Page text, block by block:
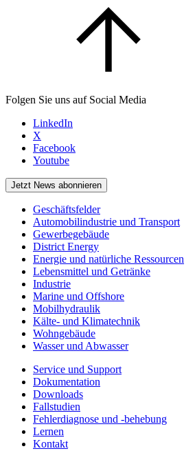
Folgen Sie uns auf Social Media
LinkedIn
X
Facebook
Youtube
Jetzt News abonnieren
Geschäftsfelder
Automobilindustrie und Transport
Gewerbegebäude
District Energy
Energie und natürliche Ressourcen
Lebensmittel und Getränke
Industrie
Marine und Offshore
Mobilhydraulik
Kälte- und Klimatechnik
Wohngebäude
Wasser und Abwasser
Service und Support
Dokumentation
Downloads
Fallstudien
Fehlerdiagnose und -behebung
Lernen
Kontakt